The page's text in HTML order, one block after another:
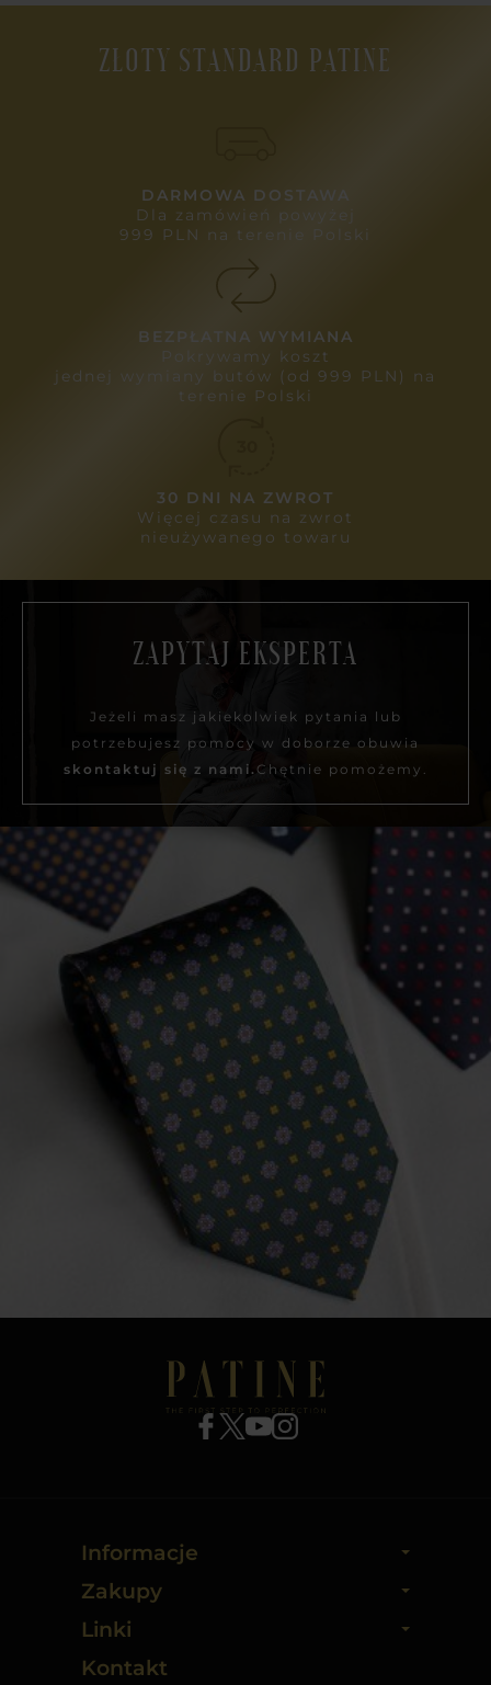
ZŁOTY STANDARD PATINE
DARMOWA DOSTAWA
Dla zamówień powyżej
999 PLN na terenie Polski
BEZPŁATNA WYMIANA
Pokrywamy koszt
jednej wymiany butów (od 999 PLN) na
terenie Polski
30 DNI NA ZWROT
Więcej czasu na zwrot
nieużywanego towaru
ZAPYTAJ EKSPERTA
Jeżeli masz jakiekolwiek pytania lub
potrzebujesz pomocy w doborze obuwia
skontaktuj się z nami. Chętnie pomożemy.
Informacje
Zakupy
Linki
Kontakt